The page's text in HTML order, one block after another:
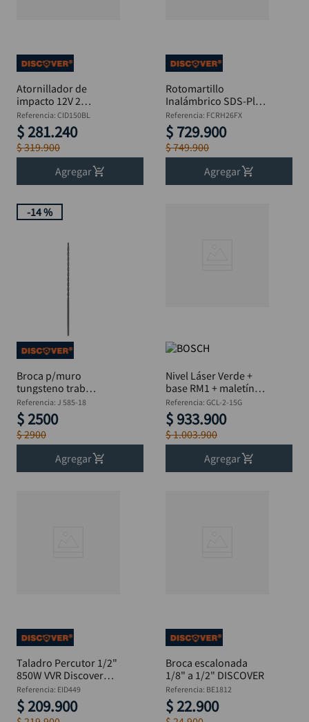
Atornillador de
impacto 12V 2
baterías 2Ah
Brushless Estuche
Discover
Referencia: CID150BL
$ 281.240
$319.900
Agregar
Rotomartillo
Inalámbrico SDS-Plus
20V 3.0J + 1 Batería
4Ah Brushless
estuche Discover
Referencia: FCRH26FX
$ 729.900
$749.900
Agregar
-14 %
Broca p/muro
tungsteno trab
pesado DISCOVER 1/8
x 6"
Referencia: J 585-18
$ 2500
$2900
Agregar
Nivel Láser Verde +
base RM1 + maletín
BOSCH
Referencia: GCL-2-15G
$ 933.900
$1.003.900
Agregar
Taladro Percutor 1/2"
850W VVR Discover
EID449
Referencia: EID449
$ 209.900
Broca escalonada
1/8" a 1/2" DISCOVER
Referencia: BE1812
$ 22.900